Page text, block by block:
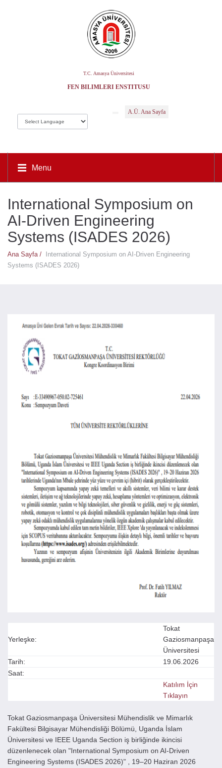
T.C. Amasya Üniversitesi
FEN BILIMLERI ENSTITÜSÜ
A.Ü. Ana Sayfa
Menu
International Symposium on
AI-Driven Engineering
Systems (ISADES 2026)
Ana Sayfa /
International Symposium on AI-Driven Engineering
Systems (ISADES 2026)
Yerleşke:
Tokat
Gaziosmanpaşa
Üniversitesi
Tarih:
19.06.2026
Saat:
Katılım İçin
Tıklayın
Tokat Gaziosmanpaşa Üniversitesi Mühendislik ve Mimarlık
Fakültesi Bilgisayar Mühendisliği Bölümü, Uganda İslam
Üniversitesi ve IEEE Uganda Section iş birliğinde ikincisi
düzenlenecek olan "International Symposium on AI-Driven
Engineering Systems (ISADES 2026)" , 19–20 Haziran 2026